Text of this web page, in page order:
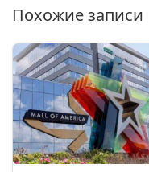
Похожие записи